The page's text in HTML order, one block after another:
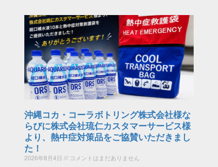
沖縄コカ・コーラボトリング株式会社様な
らびに株式会社琉仁カスタマーサービス様
より、熱中症対策品をご協賛いただきまし
た！
2026年8月4日 コメントはまだありません